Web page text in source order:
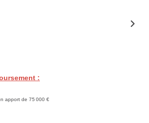
:
apport de 75 000 €